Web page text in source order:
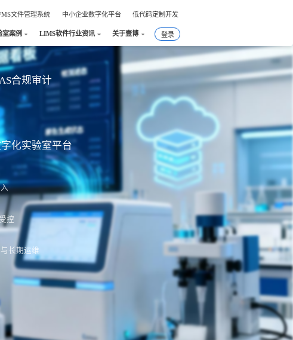
文件管理系统 中小企业数字化平台 低代码定制开发
室案例 LIMS软件行业资讯 关于壹博 登录
合规审计
化实验室平台
控
长期运维